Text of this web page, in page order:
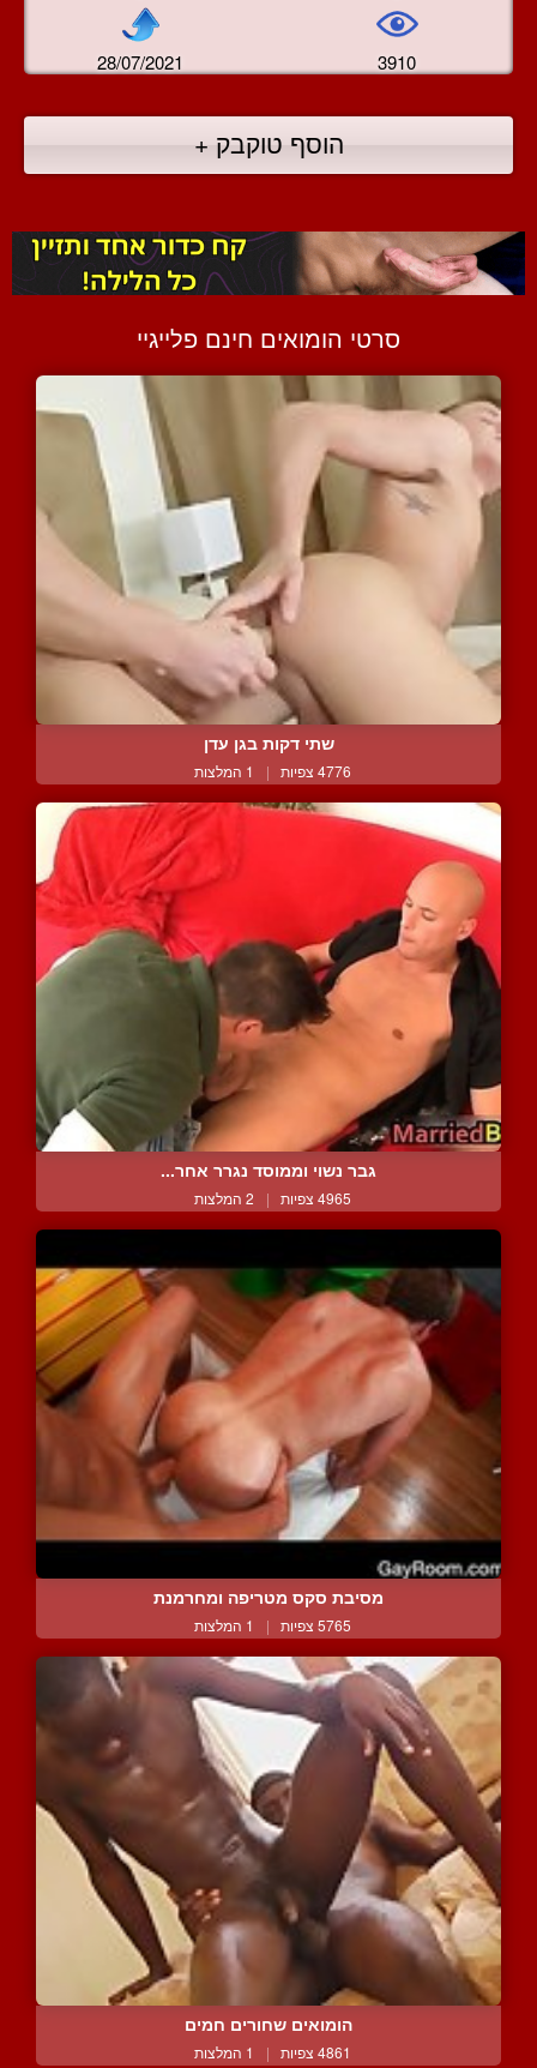
28/07/2021 3910
הוסף טוקבק +
סרטי הומואים חינם פלייגיי
שתי דקות בגן עדן
4776 צפיות | 1 המלצות
גבר נשוי וממוסד נגרר אחר...
4965 צפיות | 2 המלצות
מסיבת סקס מטריפה ומחרמנת
5765 צפיות | 1 המלצות
הומואים שחורים חמים
4861 צפיות | 1 המלצות